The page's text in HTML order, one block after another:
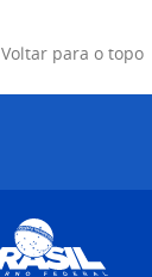
Voltar para o topo